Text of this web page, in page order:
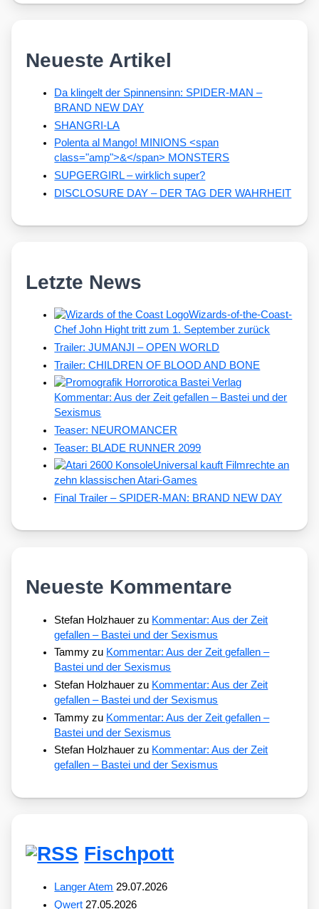
Neueste Artikel
Da klingelt der Spinnensinn: SPIDER-MAN –
BRAND NEW DAY
SHANGRI-LA
Polenta al Mango! MINIONS <span
class="amp">&</span> MONSTERS
SUPGERGIRL – wirklich super?
DISCLOSURE DAY – DER TAG DER WAHRHEIT
Letzte News
Wizards-of-the-Coast-
Chef John Hight tritt zum 1. September zurück
Trailer: JUMANJI – OPEN WORLD
Trailer: CHILDREN OF BLOOD AND BONE
Kommentar: Aus der Zeit gefallen – Bastei und der
Sexismus
Teaser: NEUROMANCER
Teaser: BLADE RUNNER 2099
Universal kauft Filmrechte an
zehn klassischen Atari-Games
Final Trailer – SPIDER-MAN: BRAND NEW DAY
Neueste Kommentare
Stefan Holzhauer zu Kommentar: Aus der Zeit
gefallen – Bastei und der Sexismus
Tammy zu Kommentar: Aus der Zeit gefallen –
Bastei und der Sexismus
Stefan Holzhauer zu Kommentar: Aus der Zeit
gefallen – Bastei und der Sexismus
Tammy zu Kommentar: Aus der Zeit gefallen –
Bastei und der Sexismus
Stefan Holzhauer zu Kommentar: Aus der Zeit
gefallen – Bastei und der Sexismus
Fischpott
Langer Atem 29.07.2026
Qwert 27.05.2026